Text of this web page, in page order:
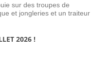
sur des troupes de
et jongleries et un traiteur
2026 !